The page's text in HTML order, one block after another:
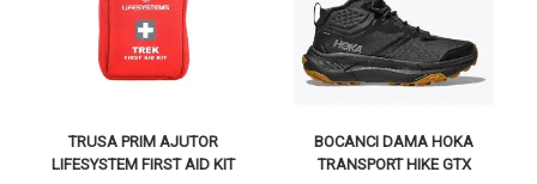
TRUSA PRIM AJUTOR
LIFESYSTEM FIRST AID KIT
BOCANCI DAMA HOKA
TRANSPORT HIKE GTX